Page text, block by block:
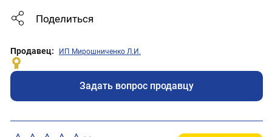
Поделиться
Продавец: ИП Мирошниченко Л.И.
Задать вопрос продавцу